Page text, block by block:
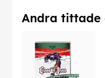
Andra tittade